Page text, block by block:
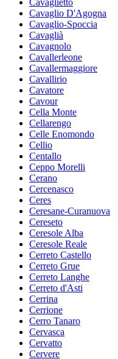
Cavaglio D'Agogna
Cavaglio-Spoccia
Cavaglià
Cavagnolo
Cavallerleone
Cavallermaggiore
Cavallirio
Cavatore
Cavour
Cella Monte
Cellarengo
Celle Enomondo
Cellio
Centallo
Ceppo Morelli
Cerano
Cercenasco
Ceres
Ceresane-Curanuova
Cereseto
Ceresole Alba
Ceresole Reale
Cerreto Castello
Cerreto Grue
Cerreto Langhe
Cerreto d'Asti
Cerrina
Cerrione
Cerro Tanaro
Cervasca
Cervatto
Cervere